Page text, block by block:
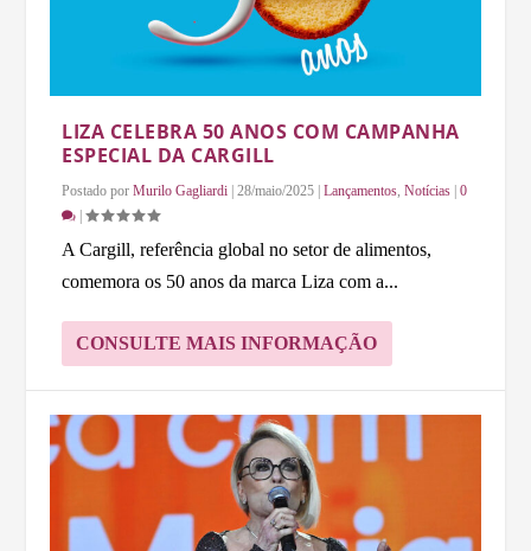
LIZA CELEBRA 50 ANOS COM CAMPANHA
ESPECIAL DA CARGILL
Postado porMurilo Gagliardi |28/maio/2025 |Lançamentos ,Notícias |0
|
A Cargill, referência global no setor de alimentos,
comemora os 50 anos da marca Liza com a...
CONSULTE MAIS INFORMAÇÃO